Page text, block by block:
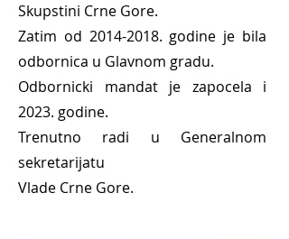
Skupstini Crne Gore.
Zatim od 2014-2018. godine je bila
odbornica u Glavnom gradu.
Odbornicki mandat je zapocela i
2023. godine.
Trenutno radi u Generalnom
sekretarijatu
Vlade Crne Gore.